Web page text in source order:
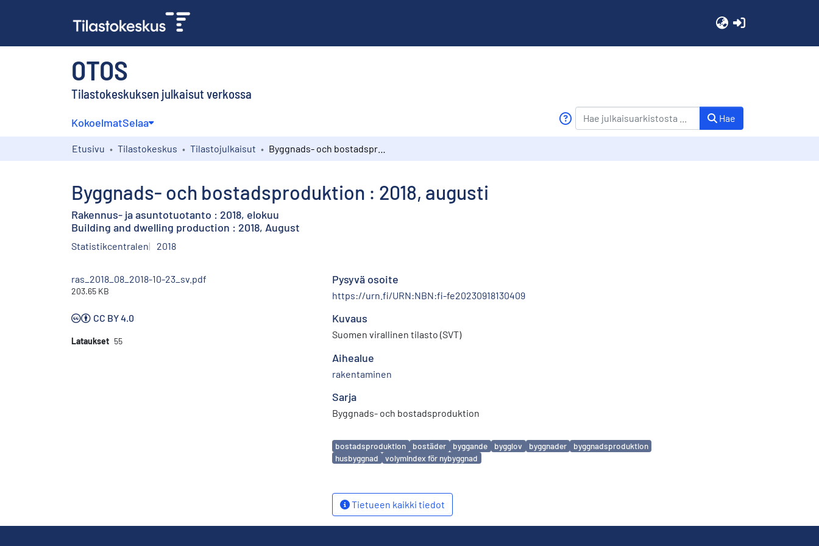
OTOS
Tilastokeskuksen julkaisut verkossa
KokoelmatSelaa Hae
Etusivu Tilastokeskus Tilastojulkaisut
Byggnads- och bostadsproduktion : 2018, augusti
Rakennus- ja asuntotuotanto : 2018, elokuu
Building and dwelling production : 2018, August
Statistikcentralen 2018
ras_2018_08_2018-10-23_sv.pdf
203.65 KB
CC BY 4.0
Lataukset 55
Pysyvä osoite
https://urn.fi/URN:NBN:fi-fe20230918130409
Kuvaus
Suomen virallinen tilasto (SVT)
Aihealue
rakentaminen
Sarja
Byggnads- och bostadsproduktion
Avainsanat
bostadsproduktion bostäder byggande bygglov byggnader
byggnadsproduktion
husbyggnad
volymindex för nybyggnad
Tietueen kaikki tiedot